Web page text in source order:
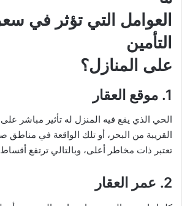
العوامل التي تؤثر في
التأمين
على المنازل؟
1. موقع العقار
الحي الذي يقع فيه المنزل له تأثير مباشر على
القريبة من البحر، أو تلك الواقعة في مناطق
تعتبر ذات مخاطر أعلى، وبالتالي ترتفع أقساط
2. عمر العقار